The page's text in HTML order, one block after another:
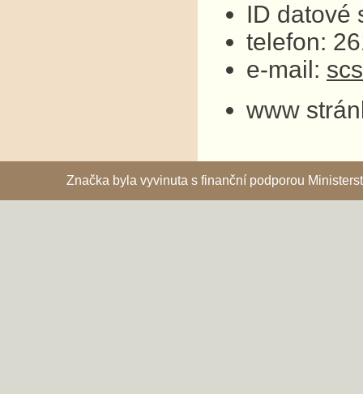
ID datové
telefon:
e-mail:
www
Značka byla vyvinuta s finanční podporou